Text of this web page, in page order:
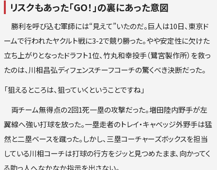
リスクもあった「GO！」の裏にあった意図
勝利を呼び込む軍師には“見えて”いたのだ。巨人は10日、東京ド
ームで行われたヤクルト戦に3-2で競り勝った。やや安定性に欠けた
立ち上がりとなったドラフト1位、竹丸和幸投手（鷺宮製作所）を救っ
たのは、川相昌弘ディフェンスチーフコーチの驚くべき決断だった。
「狙えるところは、狙っていくということですね」
両チーム無得点の2回1死一塁の攻撃だった。増田陸内野手が左
翼線へ強い打球を放った。一塁走者のトレイ・キャベッジ外野手は猛
然と二塁ベースを蹴った。しかし、三塁コーチャーズボックスを担当
している川相コーチは打球の行方をジッと見つめたまま、向かってく
る助っ人へなかなか指示を出さない。